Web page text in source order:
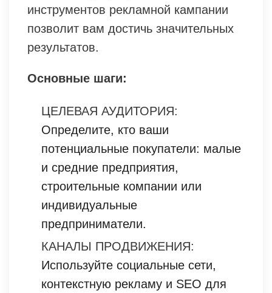
инструментов рекламной кампании
позволит вам достичь значительных
результатов.
Основные шаги:
ЦЕЛЕВАЯ АУДИТОРИЯ:
Определите, кто ваши
потенциальные покупатели: малые
и средние предприятия,
строительные компании или
индивидуальные
предприниматели.
КАНАЛЫ ПРОДВИЖЕНИЯ:
Используйте социальные сети,
контекстную рекламу и SEO для